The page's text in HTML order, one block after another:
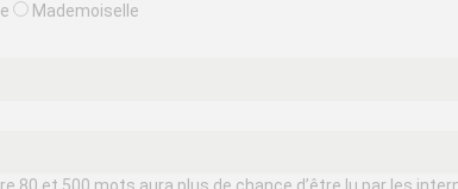
Mademoiselle